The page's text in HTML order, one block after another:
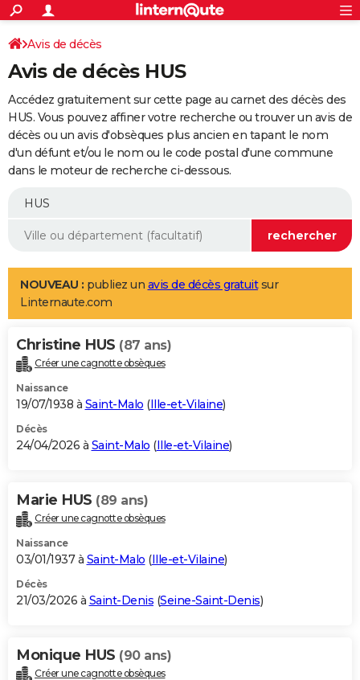
ACTUALITÉS
Politique
Société
Faits Divers
Education
Monde
Villes
+
SPORT
Coupe du monde 2026
Football
Tennis
Cyclisme
Rugby
Forum
Programme TV
TNT
Streaming
Cinéma
Sorties cinéma
Musique
+
FINANCE
Retraite
Impôts
Epargne
Immobilier
Risques naturels par ville
Banque
Assurance
Crédit
AUTO
Essais
Réserver un essai
Citadines
Berlines
SUV
Forum auto
+
Mobiles
Meilleur smartphone
Internet
Ordinateurs
Jeux vidéo
Guide high-tech
Aménagement intérieur
LIFESTYLE
Art de vivre
Bien-être
Loisirs
Mode
Modes de vie
Alimentation
Guide de la santé
Maladies
Médicaments
Sommeil
VOYAGE
Destinations
City break
Voyage nature
Voyage de noces
Forum
Climat
+PHOTO
GUIDES D'ACHAT
BONS PLANS
Carte de Noël
Carte Bonne année
Carte Saint-Valentin
Carte Pâques
Carte d'anniversaire
DICTIONNAIRE
Dictionnaire
Biographies
Citations
Expressions
Proverbes
PROGRAMME TV
S'inscrire
Se connecter
Lycées
Collèges
Primaires
Universités
Entreprises
Service militaire
Avis de recherche
AVIS DE DÉCÈS
Bricolage
Lifestyle
Culture
Sport
Auto
Television
Voyage
Cinema
Avis de décès
Avis de décès HUS
Accédez gratuitement sur cette page au carnet des décès des
HUS. Vous pouvez affiner votre recherche ou trouver un avis de
décès ou un avis d'obsèques plus ancien en tapant le nom
d'un défunt et/ou le nom ou le code postal d'une commune
dans le moteur de recherche ci-dessous.
NOUVEAU : publiez un avis de décès gratuitsur
Linternaute.com
Christine HUS (87 ans)
Créer une cagnotte obsèques
Naissance
19/07/1938 à Saint-Malo (Ille-et-Vilaine)
Décès
24/04/2026 à Saint-Malo (Ille-et-Vilaine)
Marie HUS (89 ans)
Créer une cagnotte obsèques
Naissance
03/01/1937 à Saint-Malo (Ille-et-Vilaine)
Décès
21/03/2026 à Saint-Denis (Seine-Saint-Denis)
Monique HUS (90 ans)
Créer une cagnotte obsèques